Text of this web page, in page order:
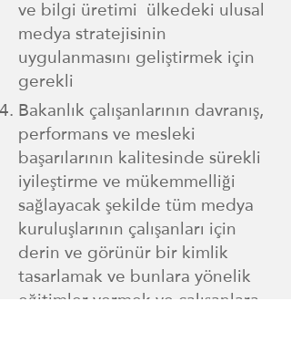
ve bilgi üretimi ülkedeki ulusal
medya stratejisinin
uygulanmasını geliştirmek için
gerekli
Bakanlık çalışanlarının davranış,
performans ve mesleki
başarılarının kalitesinde sürekli
iyileştirme ve mükemmelliği
sağlayacak şekilde tüm medya
kuruluşlarının çalışanları için
derin ve görünür bir kimlik
tasarlamak ve bunlara yönelik
eğitimler vermek ve çalışanlara